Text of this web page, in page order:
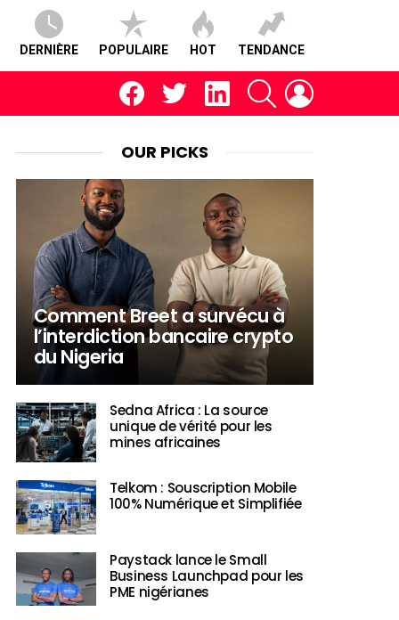
DERNIÈRE POPULAIRE HOT TENDANCE
facebooktwitter linkedin RECHERCHE
OUR PICKS
Comment Breet a survécu à
l’interdiction bancaire crypto
du Nigeria
Sedna Africa : La source
unique de vérité pour les
mines africaines
Telkom : Souscription Mobile
100% Numérique et Simplifiée
Paystack lance le Small
Business Launchpad pour les
PME nigérianes